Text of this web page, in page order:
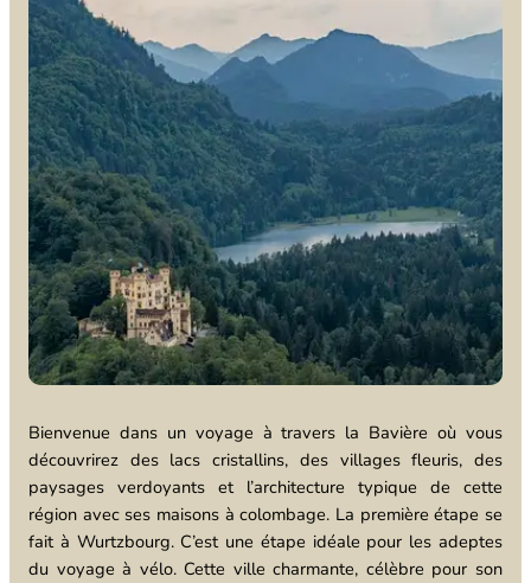
Bienvenue dans un voyage à travers la Bavière où vous
découvrirez des lacs cristallins, des villages fleuris, des
paysages verdoyants et l’architecture typique de cette
région avec ses maisons à colombage. La première étape se
fait à Wurtzbourg. C’est une étape idéale pour les adeptes
du voyage à vélo. Cette ville charmante, célèbre pour son